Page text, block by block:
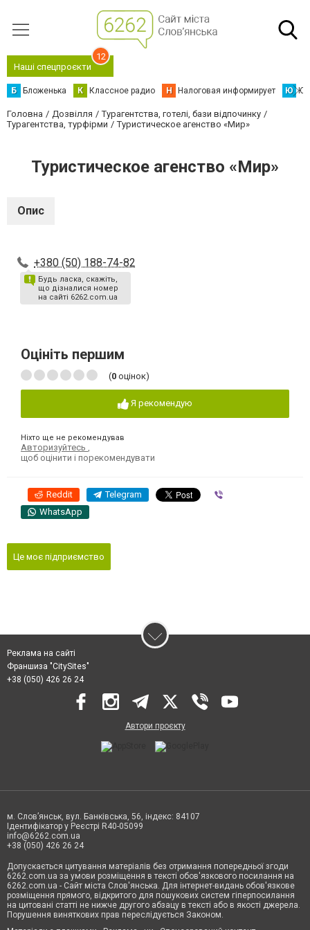
Наші спецпроєкти
12
Б Бложенька К Классное радио Н Налоговая информирует Ю
Головна Дозвілля
Турагентства, готелі, бази відпочинку
Турагентства, турфірми
Туристическое агенство «Мир»
Туристическое агенство «Мир»
Опис
+380 (50) 188-74-82
Будь ласка, скажіть,
що дізналися номер
на сайті 6262.com.ua
Оцініть першим
(0 оцінок)
Я рекомендую
Ніхто ще не рекомендував
Авторизуйтесь
щоб оцінити і порекомендувати
Reddit Telegram
WhatsApp
Це моє підприємство
Реклама на сайті
Франшиза "CitySites"
+38 (050) 426 26 24
Автори проєкту
м. Слов’янськ, вул. Банківська, 56, індекс: 84107
Ідентифікатор у Реєстрі R40-05099
info@6262.com.ua
+38 (050) 426 26 24
Допускається цитування матеріалів без отримання попередньої згоди
6262.com.ua за умови розміщення в тексті обов'язкового посилання на
6262.com.ua - Сайт міста Слов'янська. Для інтернет-видань обов'язкове
розміщення прямого, відкритого для пошукових систем гіперпосилання
на цитовані статті не нижче другого абзацу в тексті або в якості джерела.
Порушення виняткових прав переслідується Законом.